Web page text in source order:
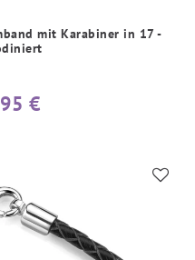
mit Karabiner in 17 -
€